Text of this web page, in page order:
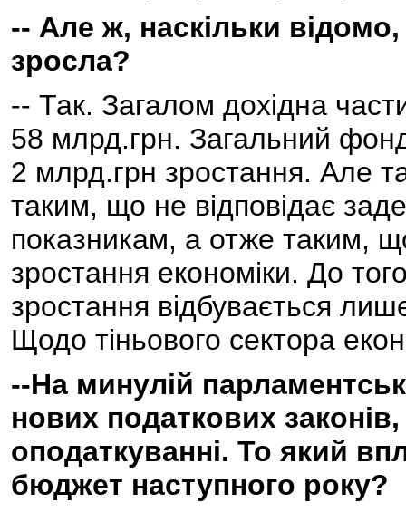
-- Але ж, наскільки
зросла?
-- Так. Загалом дохідна
58 млрд.грн. Загальний
2 млрд.грн зростання. Але
таким, що не відповідає
показникам, а отже таким,
зростання економіки. До
зростання відбувається
Щодо тіньового сектора
--На минулій
нових податкових
оподаткуванні. То який
бюджет наступного року?